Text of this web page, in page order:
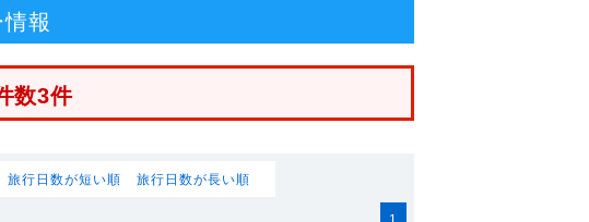
報
数3件
旅行日数が短い順 旅行日数が長い順